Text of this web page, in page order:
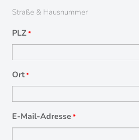
STARTSEITE
Straße & Hausnummer
PLZ*
Ort*
E-Mail-Adresse *